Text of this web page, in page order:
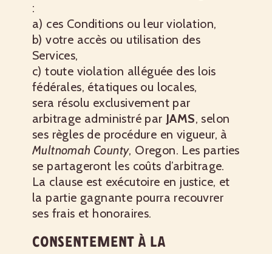
:
a) ces Conditions ou leur violation,
b) votre accès ou utilisation des
Services,
c) toute violation alléguée des lois
fédérales, étatiques ou locales,
sera résolu exclusivement par
arbitrage administré par JAMS, selon
ses règles de procédure en vigueur, à
Multnomah County, Oregon. Les parties
se partageront les coûts d’arbitrage.
La clause est exécutoire en justice, et
la partie gagnante pourra recouvrer
ses frais et honoraires.
CONSENTEMENT À LA